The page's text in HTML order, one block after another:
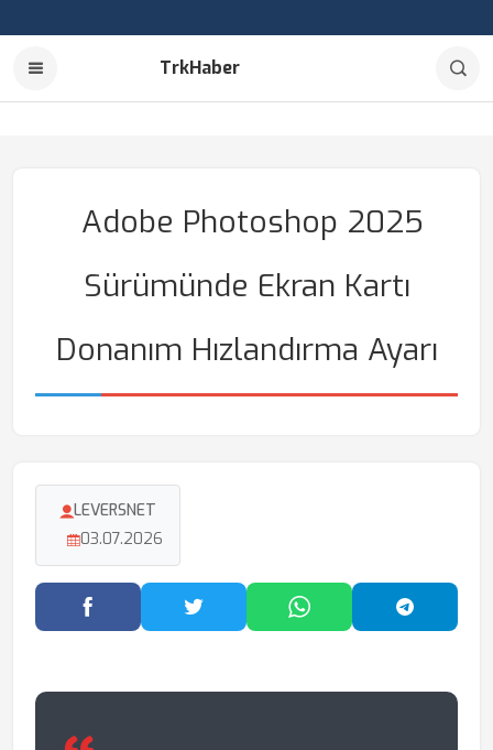
TrkHaber
Adobe Photoshop 2025
Sürümünde Ekran Kartı
Donanım Hızlandırma Ayarı
LEVERSNET
03.07.2026
Facebook'ta PaylaşTwitter'da PaylaşWhatsApp'ta Paylaş